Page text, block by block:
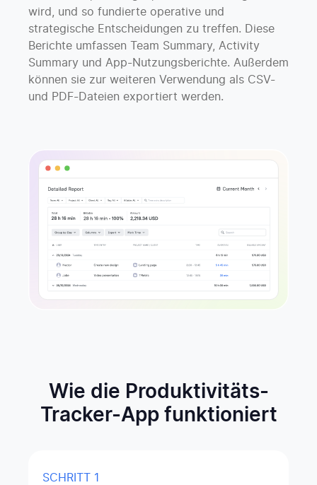
wird, und so fundierte operative und
strategische Entscheidungen zu treffen. Diese
Berichte umfassen Team Summary, Activity
Summary und App-Nutzungsberichte. Außerdem
können sie zur weiteren Verwendung als CSV-
und PDF-Dateien exportiert werden.
Wie die Produktivitäts-
Tracker-App funktioniert
SCHRITT 1